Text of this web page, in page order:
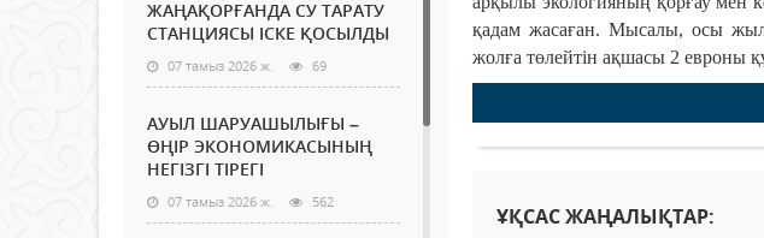
ЖАҢАҚОРҒАНДА СУ ТАРАТУ
СТАНЦИЯСЫ ІСКЕ ҚОСЫЛДЫ
07 тамыз 2026 ж. 69
АУЫЛ ШАРУАШЫЛЫҒЫ –
ӨҢІР ЭКОНОМИКАСЫНЫҢ
НЕГІЗГІ ТІРЕГІ
07 тамыз 2026 ж. 562
қадам жасаған. Мысалы, осы
жолға төлейтін ақшасы 2 евроны
ҰҚСАС ЖАҢАЛЫҚТАР: